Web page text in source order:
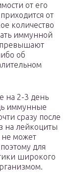
от его
от
количество
иммунной
превышают
об
на 2-3 день
иммунные
сразу после
на лейкоциты
не может
для
широкого